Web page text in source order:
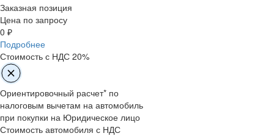
Заказная позиция
Цена по запросу
0 ₽
Подробнее
Стоимость с НДС 20%
Ориентировочный расчет* по
налоговым вычетам на автомобиль
при покупки на Юридическое лицо
Стоимость автомобиля с НДС